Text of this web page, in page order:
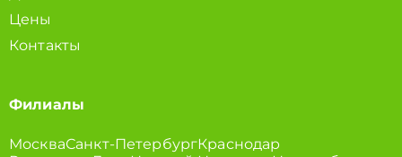
Цены
Контакты
Филиалы
МоскваСанкт-ПетербургКраснодар